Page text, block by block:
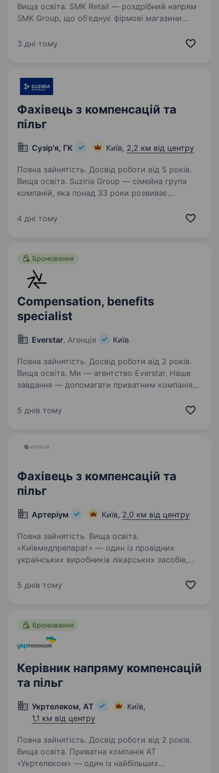
Вища освіта. SMK Retail — роздрібний напрям
SMK Group, що об'єднує фірмові магазини
мінімаркети «Щедрик». Ми розвиваємо
3 дні тому
Фахівець з компенсацій та
пільг
Сузір'я, ГК Київ, 2,2 км від центру
Повна зайнятість. Досвід роботи від 5 років.
Вища освіта. Suziria Group — сімейна група
компаній, яка понад 33 роки розвиває
за кордоном: дистрибутує, створює
4 дні тому
Бронювання
Compensation, benefits
specialist
Everstar, Агенція Київ
Повна зайнятість. Досвід роботи від 2 років.
Вища освіта. Ми — агентство Everstar. Наше
завдання — допомагати приватним компаніям
людей та наближати перемогу України. Наш
5 днів тому
Фахівець з компенсацій та
пільг
Артеріум Київ, 2,0 км від центру
Повна зайнятість. Вища освіта.
«Київмедпрепарат» — один із провідних
українських виробників лікарських засобів,
з 1847 року. Компанія спеціалізується
5 днів тому
Бронювання
Керівник напряму компенсацій
та пільг
Укртелеком, АТ
Київ,
1,1 км від центру
Повна зайнятість. Досвід роботи від 2 років.
Вища освіта. Приватна компанія АТ
«Укртелеком» — один із найбільших